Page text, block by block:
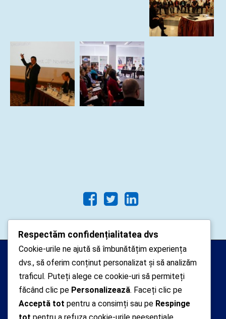
Arhipelago Interactive © 2010-
2024. Toate drepturile rezervate.
Datele cu caracter personal
colectate pe acest site sunt administrate de un
Respectăm confidențialitatea dvs
Cookie-urile ne ajută să îmbunătățim experiența
dvs., să oferim conținut personalizat și să analizăm
traficul. Puteți alege ce cookie-uri să permiteți
făcând clic pe Personalizează. Faceți clic pe
Acceptă tot pentru a consimți sau pe Respinge
tot pentru a refuza cookie-urile neesențiale.